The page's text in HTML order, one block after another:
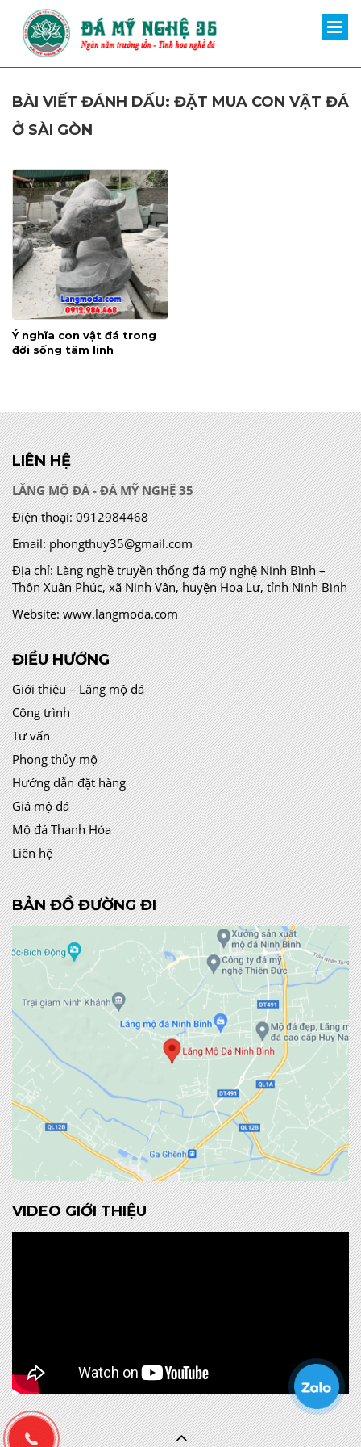
BÀI VIẾT ĐÁNH DẤU: ĐẶT MUA CON VẬT ĐÁ
Ở SÀI GÒN
Ý nghĩa con vật đá trong
đời sống tâm linh
LIÊN HỆ
LĂNG MỘ ĐÁ - ĐÁ MỸ NGHỆ 35
Điện thoại: 0912984468
Email: phongthuy35@gmail.com
Địa chỉ:Làng nghề truyền thống đá mỹ nghệ Ninh Bình –
Thôn Xuân Phúc, xã Ninh Vân, huyện Hoa Lư, tỉnh Ninh Bình
Website: www.langmoda.com
ĐIỀU HƯỚNG
Giới thiệu – Lăng mộ đá
Công trình
Tư vấn
Phong thủy mộ
Hướng dẫn đặt hàng
Giá mộ đá
Mộ đá Thanh Hóa
Liên hệ
BẢN ĐỒ ĐƯỜNG ĐI
VIDEO GIỚI THIỆU